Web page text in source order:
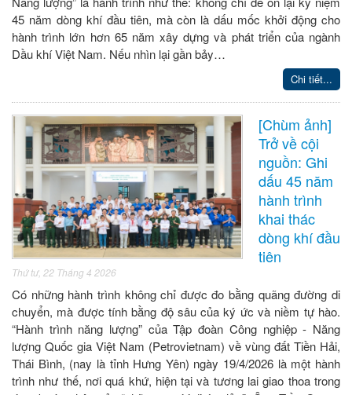
45 năm dòng khí đầu tiên, mà còn là dấu mốc khởi động cho
hành trình lớn hơn 65 năm xây dựng và phát triển của ngành
Dầu khí Việt Nam. Nếu nhìn lại gần bảy…
Chi tiết...
[Chùm ảnh]
Trở về cội
nguồn: Ghi
dấu 45 năm
hành trình
khai thác
dòng khí đầu
tiên
Thứ tư, 22 Tháng 4 2026
Có những hành trình không chỉ được đo bằng quãng đường di
chuyển, mà được tính bằng độ sâu của ký ức và niềm tự hào.
“Hành trình năng lượng” của Tập đoàn Công nghiệp - Năng
lượng Quốc gia Việt Nam (Petrovietnam) về vùng đất Tiền Hải,
Thái Bình, (nay là tỉnh Hưng Yên) ngày 19/4/2026 là một hành
trình như thế, nơi quá khứ, hiện tại và tương lai giao thoa trong